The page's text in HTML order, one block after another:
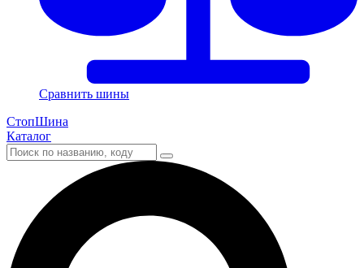
Сравнить шины
СтопШина
Каталог